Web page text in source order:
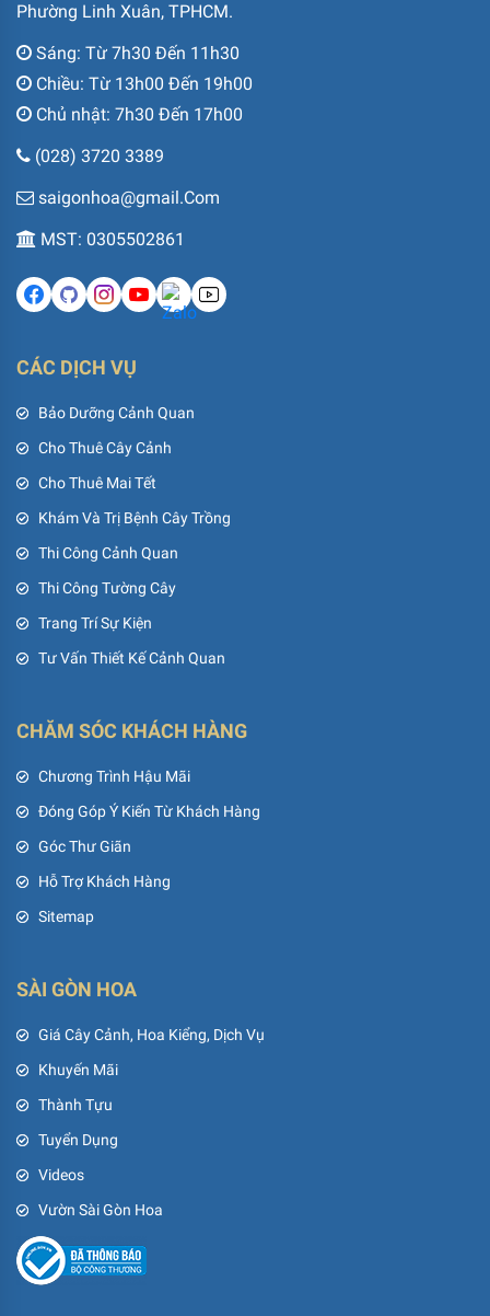
Phường Linh Xuân, TPHCM.
Sáng: Từ 7h30 Đến 11h30
Chiều: Từ 13h00 Đến 19h00
Chủ nhật: 7h30 Đến 17h00
(028) 3720 3389
saigonhoa@gmail.Com
MST: 0305502861
CÁC DỊCH VỤ
Bảo Dưỡng Cảnh Quan
Cho Thuê Cây Cảnh
Cho Thuê Mai Tết
Khám Và Trị Bệnh Cây Trồng
Thi Công Cảnh Quan
Thi Công Tường Cây
Trang Trí Sự Kiện
Tư Vấn Thiết Kế Cảnh Quan
CHĂM SÓC KHÁCH HÀNG
Chương Trình Hậu Mãi
Đóng Góp Ý Kiến Từ Khách Hàng
Góc Thư Giãn
Hỗ Trợ Khách Hàng
Sitemap
SÀI GÒN HOA
Giá Cây Cảnh, Hoa Kiểng, Dịch Vụ
Khuyến Mãi
Thành Tựu
Tuyển Dụng
Videos
Vườn Sài Gòn Hoa